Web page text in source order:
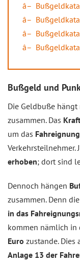
Bußgeld und
Die Geldbuße hängt
zusammen. Das
um das
Verkehrsteilnehmer.
erhoben; dort sind
Dennoch hängen
zusammen. Denn die
in das
kommen nämlich in
Euro zustande. Dies
Anlage 13 der